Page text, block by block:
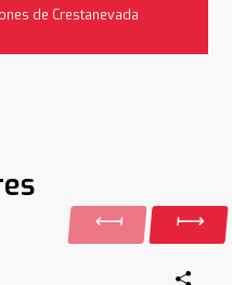
de Crestanevada